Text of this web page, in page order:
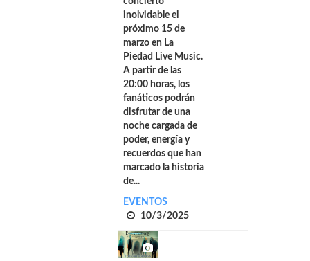
inolvidable el
próximo 15 de
marzo en La
Piedad Live Music.
A partir de las
20:00 horas, los
fanáticos podrán
disfrutar de una
noche cargada de
poder, energía y
recuerdos que han
marcado la historia
de...
EVENTOS
10/3/2025